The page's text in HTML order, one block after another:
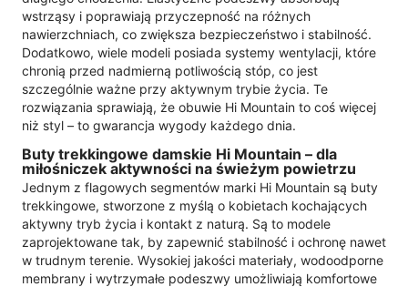
wstrząsy i poprawiają przyczepność na różnych
nawierzchniach, co zwiększa bezpieczeństwo i stabilność.
Dodatkowo, wiele modeli posiada systemy wentylacji, które
chronią przed nadmierną potliwością stóp, co jest
szczególnie ważne przy aktywnym trybie życia. Te
rozwiązania sprawiają, że obuwie Hi Mountain to coś więcej
niż styl – to gwarancja wygody każdego dnia.
Buty trekkingowe damskie Hi Mountain – dla
miłośniczek aktywności na świeżym powietrzu
Jednym z flagowych segmentów marki Hi Mountain są buty
trekkingowe, stworzone z myślą o kobietach kochających
aktywny tryb życia i kontakt z naturą. Są to modele
zaprojektowane tak, by zapewnić stabilność i ochronę nawet
w trudnym terenie. Wysokiej jakości materiały, wodoodporne
membrany i wytrzymałe podeszwy umożliwiają komfortowe